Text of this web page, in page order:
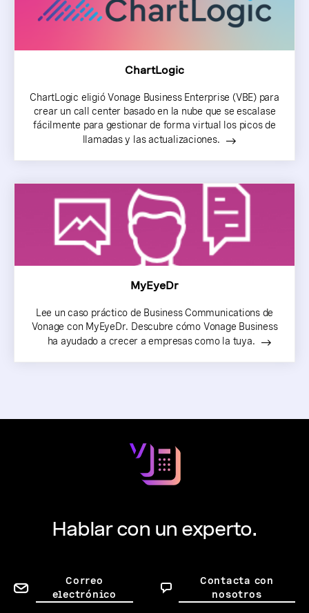
ChartLogic
ChartLogic eligió Vonage Business Enterprise (VBE) para
crear un call center basado en la nube que se escalase
fácilmente para gestionar de forma virtual los picos de
llamadas y las actualizaciones.
MyEyeDr
Lee un caso práctico de Business Communications de
Vonage con MyEyeDr. Descubre cómo Vonage Business
ha ayudado a crecer a empresas como la tuya.
Hablar con un experto.
Correo
electrónico
Contacta con
nosotros